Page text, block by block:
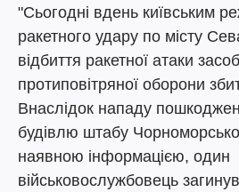
"Сьогодні вдень київським
ракетного удару по місту
відбиття ракетної атаки
протиповітряної оборони
Внаслідок нападу
будівлю штабу
наявною інформацією, один
військовослужбовець